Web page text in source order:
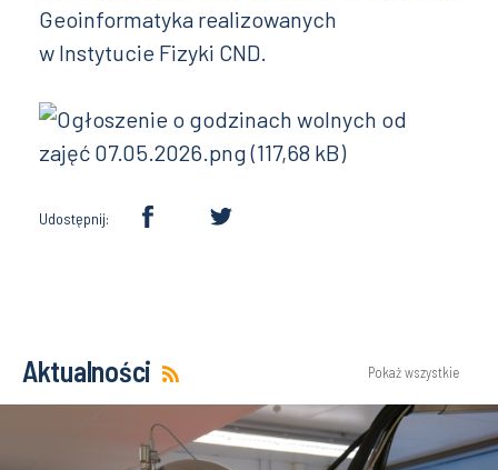
Geoinformatyka realizowanych
w Instytucie Fizyki CND.
Udostępnij:
Aktualności Pokaż wszystkie